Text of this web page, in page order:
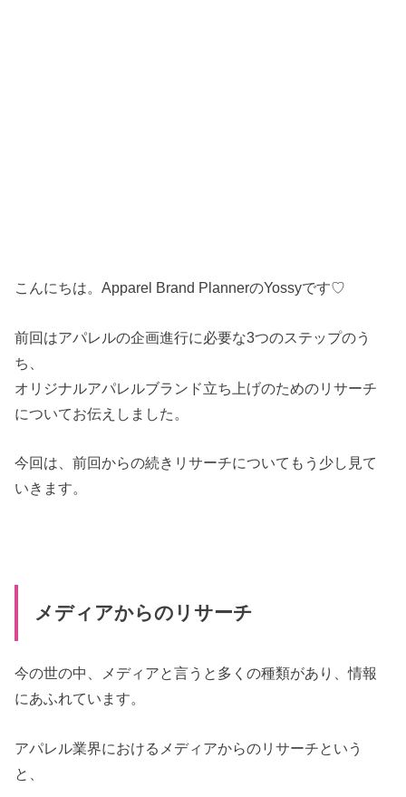
こんにちは。Apparel Brand PlannerのYossyです♡
前回はアパレルの企画進行に必要な3つのステップのう
ち、
オリジナルアパレルブランド立ち上げのためのリサーチ
についてお伝えしました。
今回は、前回からの続きリサーチについてもう少し見て
いきます。
メディアからのリサーチ
今の世の中、メディアと言うと多くの種類があり、情報
にあふれています。
アパレル業界におけるメディアからのリサーチという
と、